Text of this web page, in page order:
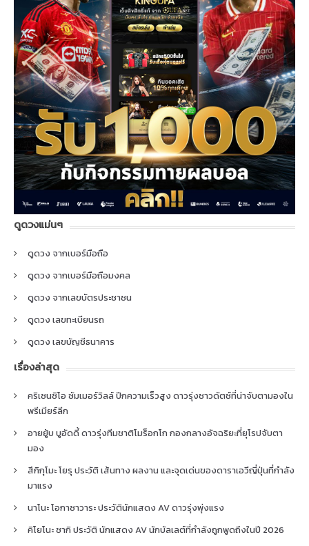
ดูดวงแม่นๆ
ดูดวง จากเบอร์มือถือ
ดูดวง จากเบอร์มือถือมงคล
ดูดวง จากเลขบัตรประชาชน
ดูดวง เลขทะเบียนรถ
ดูดวง เลขบัญชีธนาคาร
เรื่องล่าสุด
คริเซนซิโอ ซัมเมอร์วิลล์ ปีกความเร็วสูง ดาวรุ่งชาวดัตช์ที่น่าจับตามองใน
พรีเมียร์ลีก
อายยู้บ บูอัดดี้ ดาวรุ่งทีมชาติโมร็อกโก กองกลางอัจฉริยะที่ยุโรปจับตา
มอง
สึกิกุโมะ โยรุ ประวัติ เส้นทาง ผลงาน และจุดเด่นของดาราเอวีญี่ปุ่นที่กำลัง
มาแรง
นาโนะ โอกาซาวาระ ประวัตินักแสดง AV ดาวรุ่งพุ่งแรง
คิโยโนะ ซากิ ประวัติ นักแสดง AV นักบัลเลต์ที่กำลังถูกพูดถึงในปี 2026